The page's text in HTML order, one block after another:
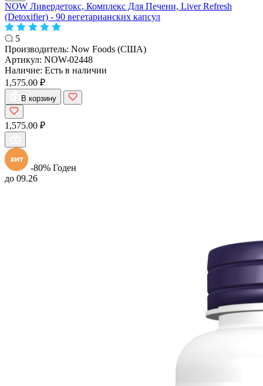
NOW Ливердетокс, Комплекс Для Печени, Liver Refresh
(Detoxifier) - 90 вегетарианских капсул
5
Производитель: Now Foods (США)
Артикул: NOW-02448
Наличие: Есть в наличии
1,575.00 ₽
В корзину
1,575.00 ₽
-80% Годен
до 09.26